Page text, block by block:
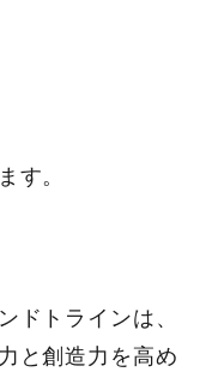
す。
ドトラインは、
と創造力を高め